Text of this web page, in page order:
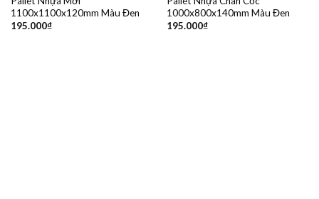
1100x1100x120mm Màu Đen
195.000₫
1000x800x140mm Màu Đen
195.000₫